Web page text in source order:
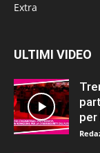
Extra
ULTIMI VIDEO